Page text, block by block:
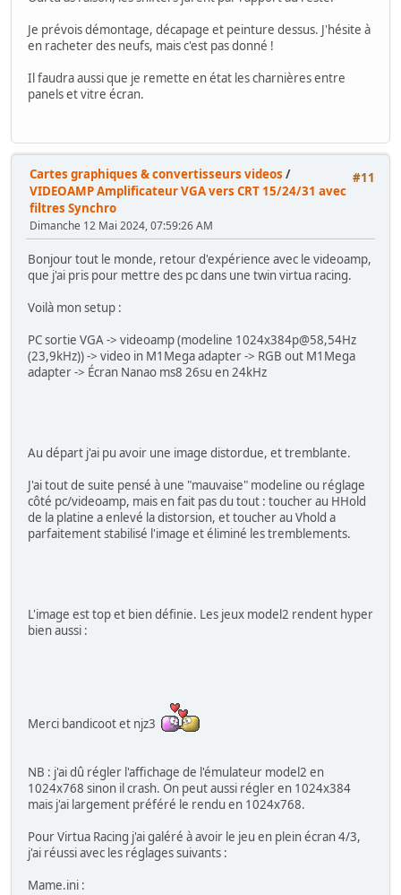
Je prévois démontage, décapage et peinture dessus. J'hésite à
en racheter des neufs, mais c'est pas donné !
Il faudra aussi que je remette en état les charnières entre
panels et vitre écran.
#11
Cartes graphiques & convertisseurs videos /
VIDEOAMP Amplificateur VGA vers CRT 15/24/31 avec
filtres Synchro
Dimanche 12 Mai 2024, 07:59:26 AM
Bonjour tout le monde, retour d'expérience avec le videoamp,
que j'ai pris pour mettre des pc dans une twin virtua racing.
Voilà mon setup :
PC sortie VGA -> videoamp (modeline 1024x384p@58,54Hz
(23,9kHz)) -> video in M1Mega adapter -> RGB out M1Mega
adapter -> Écran Nanao ms8 26su en 24kHz
Au départ j'ai pu avoir une image distordue, et tremblante.
J'ai tout de suite pensé à une "mauvaise" modeline ou réglage
côté pc/videoamp, mais en fait pas du tout : toucher au HHold
de la platine a enlevé la distorsion, et toucher au Vhold a
parfaitement stabilisé l'image et éliminé les tremblements.
L'image est top et bien définie. Les jeux model2 rendent hyper
bien aussi :
Merci bandicoot et njz3
NB : j'ai dû régler l'affichage de l'émulateur model2 en
1024x768 sinon il crash. On peut aussi régler en 1024x384
mais j'ai largement préféré le rendu en 1024x768.
Pour Virtua Racing j'ai galéré à avoir le jeu en plein écran 4/3,
j'ai réussi avec les réglages suivants :
Mame.ini :